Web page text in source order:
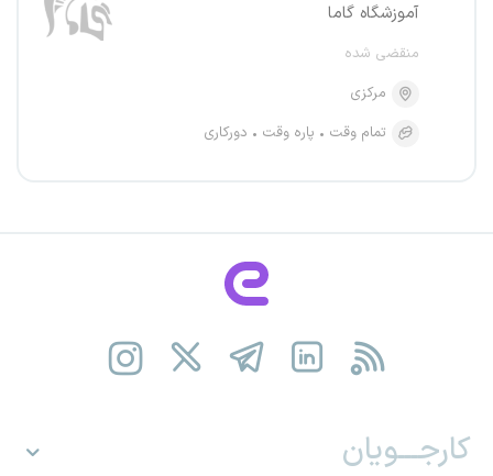
آموزشگاه گاما
منقضی شده
مرکزی
تمام وقت
پاره وقت دورکاری
کارجـــویان